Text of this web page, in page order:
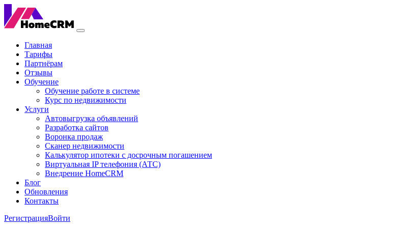
Главная
Тарифы
Партнёрам
Отзывы
Обучение
Обучение работе в системе
Курс по недвижимости
Услуги
Автовыгрузка объявлений
Разработка сайтов
Воронка продаж
Сканер недвижимости
Калькулятор ипотеки с досрочным погашением
Виртуальная IP телефония (АТС)
Внедрение HomeCRM
Блог
Обновления
Контакты
РегистрацияВойти